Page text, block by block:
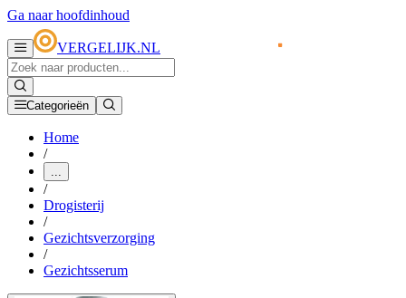
Ga naar hoofdinhoud
VERGELIJK.NL
Categorieën
Home
/
...
/
Drogisterij
/
Gezichtsverzorging
/
Gezichtsserum